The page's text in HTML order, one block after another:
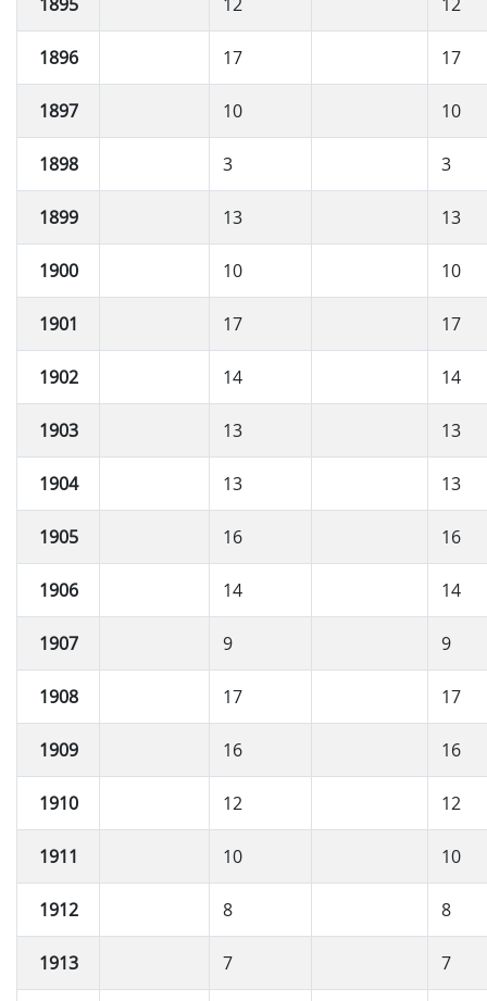
1896 17 17
1897 10 10
1898 3 3
1899 13 13
1900 10 10
1901 17 17
1902 14 14
1903 13 13
1904 13 13
1905 16 16
1906 14 14
1907 9 9
1908 17 17
1909 16 16
1910 12 12
1911 10 10
1912 8 8
1913 7 7